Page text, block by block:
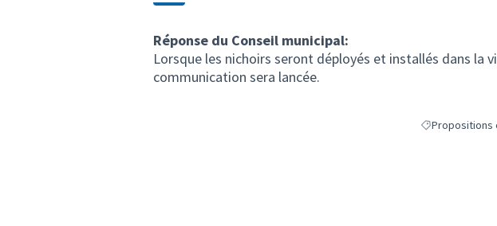
Réponse du Conseil municipal:
Lorsque les nichoirs seront déployés et installés dans la
communication sera lancée.
Filtrer les
Propositions